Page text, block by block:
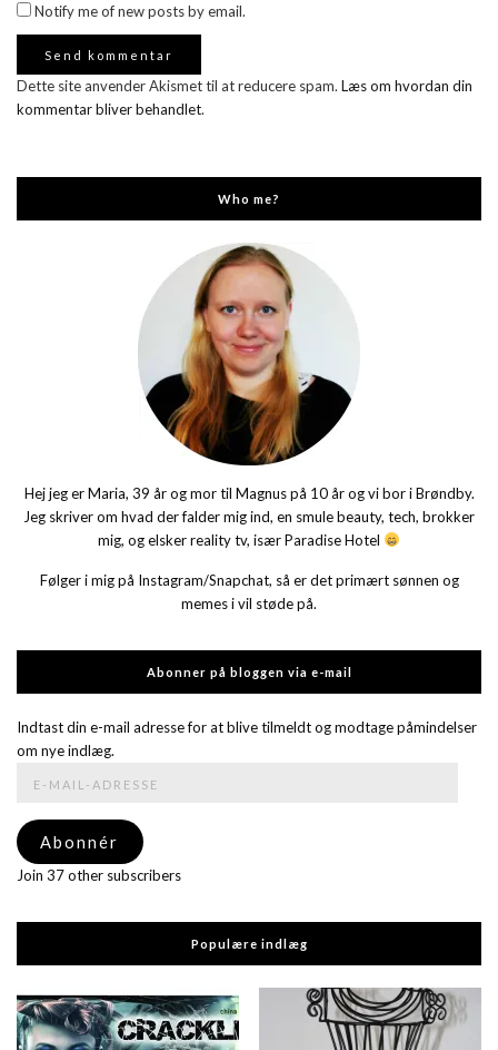
Notify me of new posts by email.
Dette site anvender Akismet til at reducere spam. Læs om hvordan din
kommentar bliver behandlet.
Who me?
Hej jeg er Maria, 39 år og mor til Magnus på 10 år og vi bor i Brøndby.
Jeg skriver om hvad der falder mig ind, en smule beauty, tech, brokker
mig, og elsker reality tv, især Paradise Hotel
Følger i mig på Instagram/Snapchat, så er det primært sønnen og
memes i vil støde på.
Abonner på bloggen via e-mail
Indtast din e-mail adresse for at blive tilmeldt og modtage påmindelser
om nye indlæg.
adresse
Abonnér
Join 37 other subscribers
Populære indlæg